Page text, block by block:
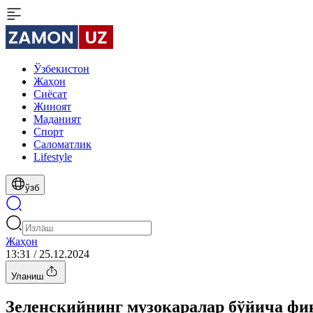
Ўзбекистон
Жаҳон
Сиёсат
Жиноят
Маданият
Спорт
Cаломатлик
Lifestyle
ўзб
Жаҳон
13:31 / 25.12.2024
Уланиш
Зеленскийнинг музокаралар бўйича